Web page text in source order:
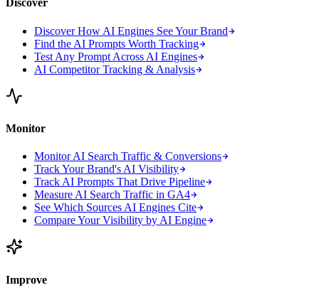
Discover
Discover How AI Engines See Your Brand
Find the AI Prompts Worth Tracking
Test Any Prompt Across AI Engines
AI Competitor Tracking & Analysis
Monitor
Monitor AI Search Traffic & Conversions
Track Your Brand's AI Visibility
Track AI Prompts That Drive Pipeline
Measure AI Search Traffic in GA4
See Which Sources AI Engines Cite
Compare Your Visibility by AI Engine
Improve